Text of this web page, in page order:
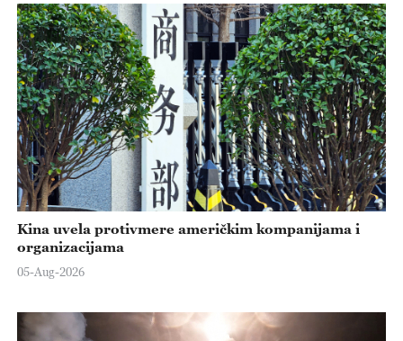
Kina uvela protivmere američkim kompanijama i
organizacijama
05-Aug-2026